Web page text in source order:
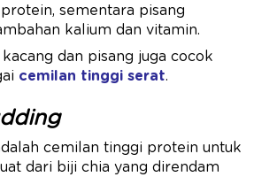
sementara pisang
kalium dan vitamin.
dan pisang juga cocok
cemilan tinggi serat.
cemilan tinggi protein untuk
dari biji chia yang direndam